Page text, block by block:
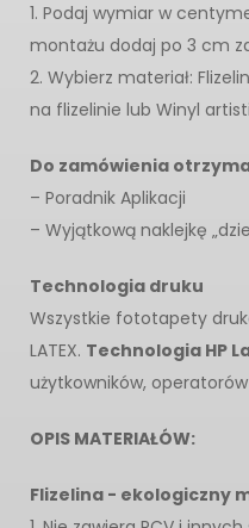
1. Podaj wymiar w
montażu dodaj po 3 cm
2. Wybierz materiał:
na flizelinie lub Winyl
Do zamówienia
– Poradnik Aplikacji
– Wyjątkową naklejkę
Technologia druku
Wszystkie fototapety
LATEX. Technologia HP
użytkowników,
OPIS MATERIAŁÓW:
Flizelina - ekologiczny